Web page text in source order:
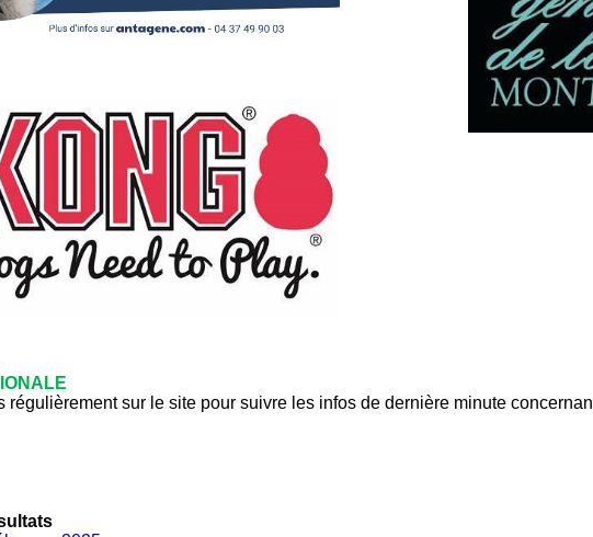
régulièrement sur le site pour suivre les infos de dernière minute